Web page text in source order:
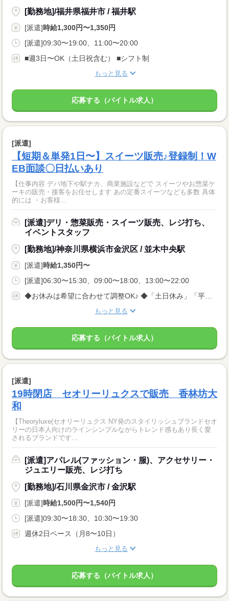
[勤務地]/福井県福井市 / 福井駅
[派遣]時給1,300円〜1,350円
[派遣]09:30〜19:00、11:00〜20:00
■週3日〜OK（土日祝含む） ■シフト制
もっと見る
応募する（バイトル求人）
[派遣]
【短期＆単発1日〜】スイーツ販売♪登録制！W
EB面談〇日払いあり
【仕事内容 デパ地下や駅ナカ、商業施設などで スイーツやお惣菜ケ
ーキの販売・接客をお任せします あの定番スイーツなども多数 具体
的には ・お客様...
[派遣]デリ・惣菜販売・スイーツ販売、レジ打ち、
イベントスタッフ
[勤務地]/神奈川県横浜市金沢区 / 並木中央駅
[派遣]時給1,350円〜
[派遣]06:30〜15:30、09:00〜18:00、13:00〜22:00
◆お休みは希望に合わせて調整OK♪ ◆「土日休み」「平日休み」などもお気軽にご相談ください！ ◆テスト期間や家庭の事情など、柔軟に対応します◎
もっと見る
応募する（バイトル求人）
[派遣]
19時閉店 セオリーリュクスで販売 香林坊大
和
【Theoryluxe(セオリーリュクス NY発のスタイリッシュブランドセオ
リーの日本人向けのラインシンプルながらトレンド感もあり長く愛
されるブランドです...
[派遣]アパレル(ファッション・服)、アクセサリー・
ジュエリー販売、レジ打ち
[勤務地]/石川県金沢市 / 金沢駅
[派遣]時給1,500円〜1,540円
[派遣]09:30〜18:30、10:30〜19:30
週休2日ペース（月8〜10日）
もっと見る
応募する（バイトル求人）